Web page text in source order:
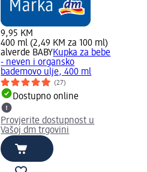
9,95 KM
400 ml (2,49 KM za 100 ml)
alverde BABYKupka za bebe
- neven i organsko
bademovo ulje, 400 ml
(27)
Dostupno online
Provjerite dostupnost u
Vašoj dm trgovini